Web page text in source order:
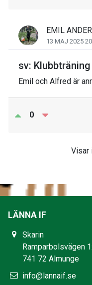
EMIL
13 MAJ 2025
sv:
Emil och Alfred är
0
Visar
LÄNNA IF
Skarin
Ramparbolsvägen
741 72 Almunge
info@lannaif.se